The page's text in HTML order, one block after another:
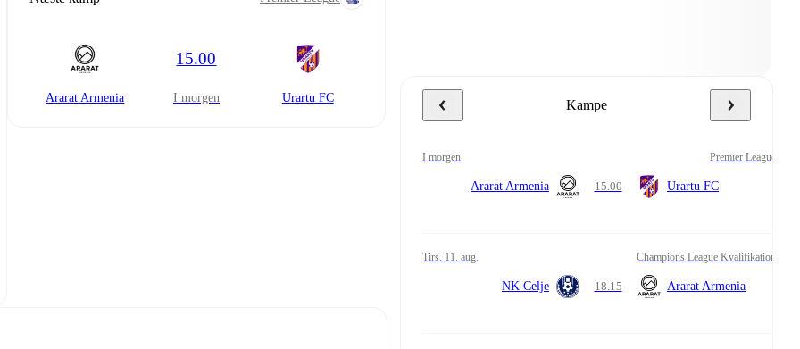
Ararat Armenia
15.00
i morgen Urartu FC Kampe
i morgen Premier League
Ararat Armenia 15.00 Urartu FC
tirs. 11. aug. Champions League Kvalifikation
NK Celje 18.15 Ararat Armenia